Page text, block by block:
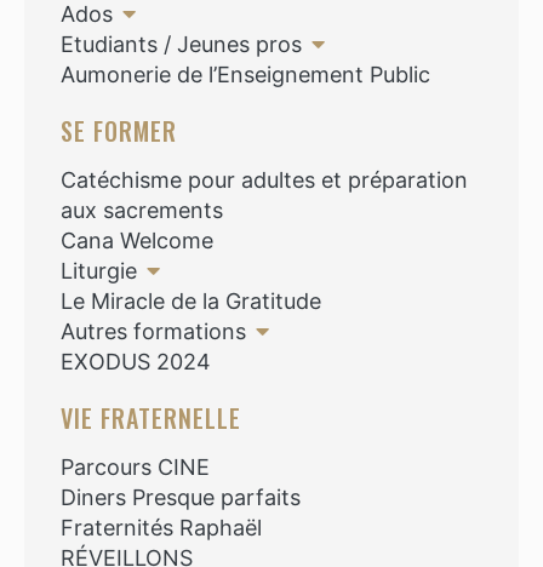
Ados
Etudiants / Jeunes pros
Aumonerie de l’Enseignement Public
SE FORMER
Catéchisme pour adultes et préparation
aux sacrements
Cana Welcome
Liturgie
Le Miracle de la Gratitude
Autres formations
EXODUS 2024
VIE FRATERNELLE
Parcours CINE
Diners Presque parfaits
Fraternités Raphaël
RÉVEILLONS